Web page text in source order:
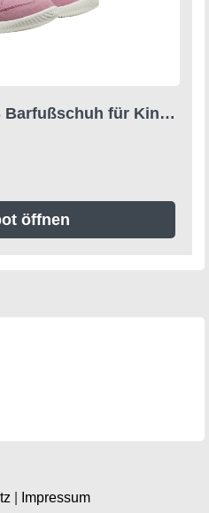
Keen KNX T-TOE DS Barfußschuh für Kinder, mit Gummilaufsohle
öffnen
| Impressum